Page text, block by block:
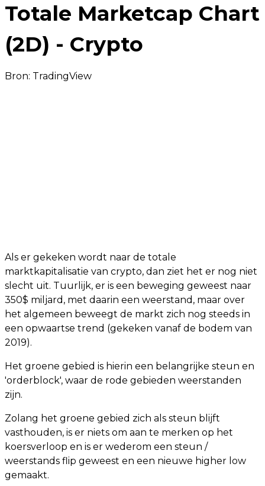
Totale Marketcap Chart
(2D) - Crypto
Bron: TradingView
Als er gekeken wordt naar de totale
marktkapitalisatie van crypto, dan ziet het er nog niet
slecht uit. Tuurlijk, er is een beweging geweest naar
350$ miljard, met daarin een weerstand, maar over
het algemeen beweegt de markt zich nog steeds in
een opwaartse trend (gekeken vanaf de bodem van
2019).
Het groene gebied is hierin een belangrijke steun en
'orderblock', waar de rode gebieden weerstanden
zijn.
Zolang het groene gebied zich als steun blijft
vasthouden, is er niets om aan te merken op het
koersverloop en is er wederom een steun /
weerstands flip geweest en een nieuwe higher low
gemaakt.